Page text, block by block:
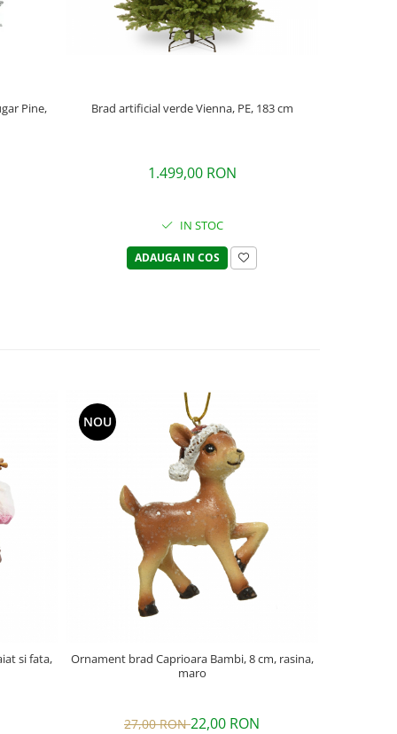
Pine, Brad artificial verde Vienna, PE, 183 cm
1.499,00 RON
IN STOC
ADAUGA IN COS
si fata,
NOU
Ornament brad Caprioara Bambi, 8 cm, rasina,
maro
27,00 RON22,00 RON